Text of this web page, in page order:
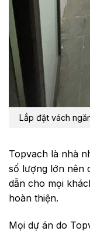
Lắp đặt vách
Topvach là nhà
số lượng lớn nên
dẫn cho mọi
hoàn thiện.
Mọi dự án do